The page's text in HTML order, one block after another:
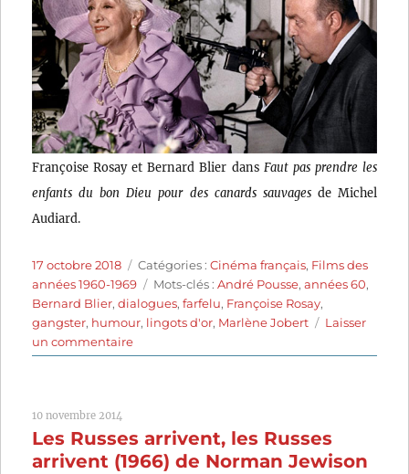
Françoise Rosay et Bernard Blier dans Faut pas prendre les
enfants du bon Dieu pour des canards sauvagesde Michel
Audiard.
Publié
le
17 octobre 2018 Catégories
Catégories :Cinéma français, Films des
années 1960-1969
Étiquettes
Mots-clés :André Pousse,années 60,
Bernard Blier,dialogues,farfelu, Françoise Rosay,
gangster, humour, lingots d'or, Marlène Jobert
Laisser
un commentairesur
Faut
enfants
du
10 novembre 2014
Les Russes arrivent, les Russes
arrivent (1966) de Norman Jewison